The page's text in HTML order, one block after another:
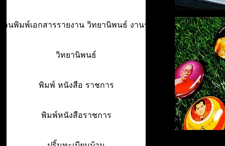
านพิมพ์เอกสารรายงาน วิทยานิพนธ์ งานรา
วิทยานิพนธ์
พิมพ์ หนังสือ ราชการ
พิมพ์หนังสือราชการ